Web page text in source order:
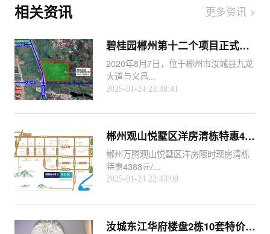
更多资讯 >
相关资讯
碧桂园郴州第十二个项目正式落子汝城！
2020年8月7日，位于郴州市汝城县九龙
大道与义昌...
2025-01-24 23:48:41
郴州观山悦墅区洋房清栋特惠4388元/㎡起
郴州万腾观山悦墅区洋房限时现房清栋
特惠4388元/...
2025-01-24 22:43:08
汝城东江华府楼盘2栋10套特价房新品加推